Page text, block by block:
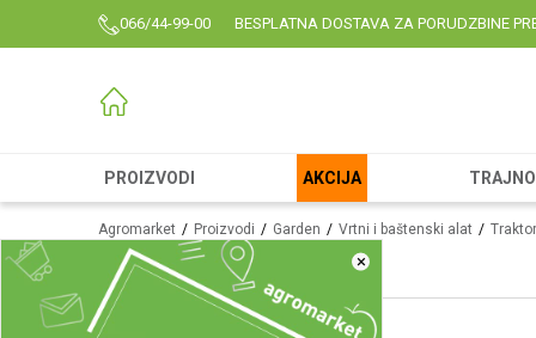
066/44-99-00 BESPLATNA DOSTAVA ZA PORUDZBINE
PROIZVODI AKCIJA
×
Agromarket Proizvodi Garden Vrtni i baštenski alat